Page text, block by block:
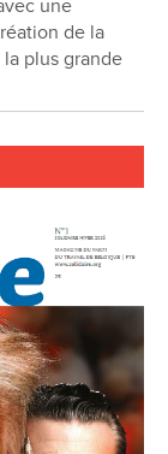
une
de la
plus grande